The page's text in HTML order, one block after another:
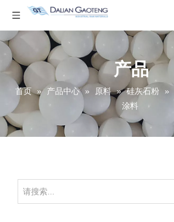
产品
首页 » 产品中心 » 原料 » 硅灰石粉 »
涂料